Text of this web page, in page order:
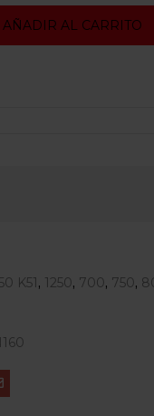
AÑADIR AL CARRITO
K51, 1250, 700, 750,